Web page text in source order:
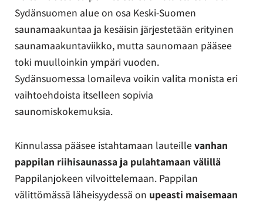
Sydänsuomen alue on osa Keski-Suomen
saunamaakuntaa ja kesäisin järjestetään erityinen
saunamaakuntaviikko, mutta saunomaan pääsee
toki muulloinkin ympäri vuoden.
Sydänsuomessa lomaileva voikin valita monista eri
vaihtoehdoista itselleen sopivia
saunomiskokemuksia.
Kinnulassa pääsee istahtamaan lauteille vanhan
pappilan riihisaunassa ja pulahtamaan välillä
Pappilanjokeen vilvoittelemaan. Pappilan
välittömässä läheisyydessä on upeasti maisemaan